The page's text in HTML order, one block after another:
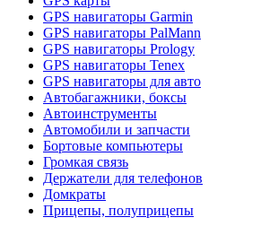
GPS навигаторы Garmin
GPS навигаторы PalMann
GPS навигаторы Prology
GPS навигаторы Tenex
GPS навигаторы для авто
Автобагажники, боксы
Автоинструменты
Автомобили и запчасти
Бортовые компьютеры
Громкая связь
Держатели для телефонов
Домкраты
Прицепы, полуприцепы